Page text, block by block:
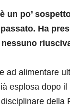
un po’
Ha
ad alimentare
esplosa dopo il
della